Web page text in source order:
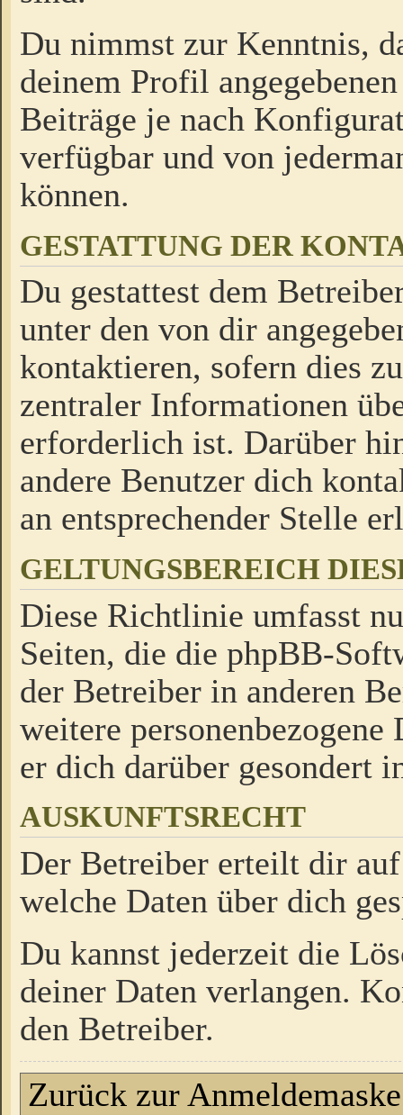
Du nimmst zur Kenntnis,
deinem Profil
Beiträge je nach
verfügbar und von
können.
GESTATTUNG DER
Du gestattest dem
unter den von dir
kontaktieren, sofern dies
zentraler Informationen
erforderlich ist. Darüber
andere Benutzer dich
an entsprechender Stelle
GELTUNGSBEREICH
Diese Richtlinie umfasst
Seiten, die die phpBB-
der Betreiber in anderen
weitere
er dich darüber gesondert
AUSKUNFTSRECHT
Der Betreiber erteilt dir
welche Daten über dich
Du kannst jederzeit die
deiner Daten verlangen.
den Betreiber.
Zurück zur Anmeldemaske